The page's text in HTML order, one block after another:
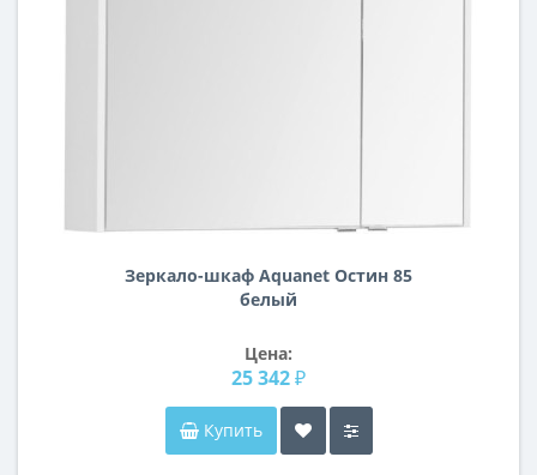
Зеркало-шкаф Aquanet Остин 85
белый
Цена:
25 342 ₽
Купить